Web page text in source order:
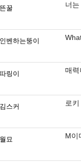
뜬꿀 너
인벤하는뚱이
따링이 매력
김스커 로
월묘 M이